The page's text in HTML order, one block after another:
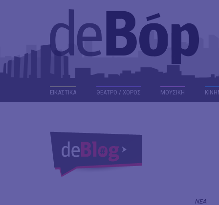
ΕΙΚΑΣΤΙΚΑ ΘΕΑΤΡΟ / ΧΟΡΟΣ ΜΟΥΣΙΚΗ
ΝΕΑ